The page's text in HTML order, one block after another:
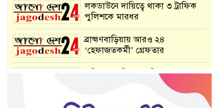
লকডাউনে দায়িত্বে থাকা ৩ ট্রাফিক
পুলিশকে মারধর
ব্রাহ্মণবাড়িয়ায় আরও ২৪
‘হেফাজতকর্মী’ গ্রেফতার
কুমিল্লায় নাদিমের খুনিদের গ্রেফতার